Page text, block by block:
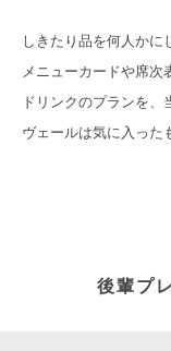
しきたり品を何人かに
メニューカードや席次
ドリンクのプランを
ヴェールは気に入った
後輩プ